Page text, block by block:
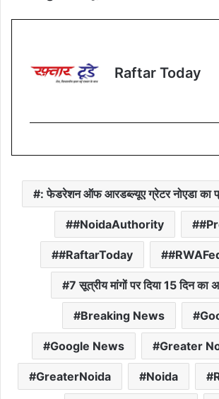
Raftar Today
: फेडरेशन ऑफ आरडब्ल्यूए ग्रेटर नोएडा का
#NoidaAuthority
#RaftarToday
7 सूत्रीय मांगों पर दिया 15 दिन का
Breaking News
Google News Greater
GreaterNoida Noida